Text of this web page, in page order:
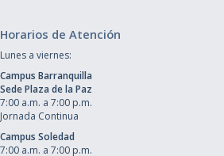
Horarios de Atención
Lunes a viernes:
Campus Barranquilla
Sede Plaza de la Paz
7:00 a.m. a 7:00 p.m.
Jornada Continua
Campus Soledad
7:00 a.m. a 7:00 p.m.